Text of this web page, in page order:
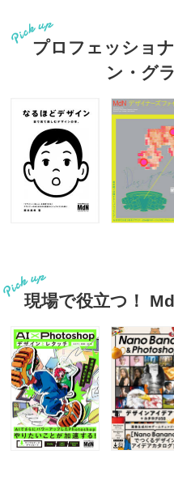
プロフェッショ
ン・グ
現場で役立つ！